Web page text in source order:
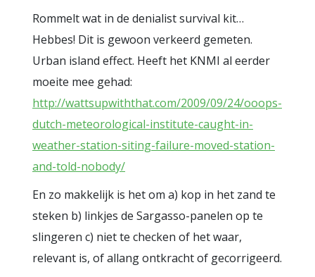
Rommelt wat in de denialist survival kit…
Hebbes! Dit is gewoon verkeerd gemeten.
Urban island effect. Heeft het KNMI al eerder
moeite mee gehad:
http://wattsupwiththat.com/2009/09/24/ooops-
dutch-meteorological-institute-caught-in-
weather-station-siting-failure-moved-station-
and-told-nobody/
En zo makkelijk is het om a) kop in het zand te
steken b) linkjes de Sargasso-panelen op te
slingeren c) niet te checken of het waar,
relevant is, of allang ontkracht of gecorrigeerd.